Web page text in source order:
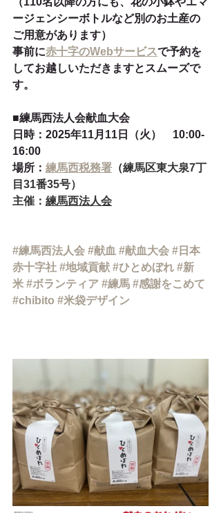
ージェンシーボトルなど別のお土産の
ご用意があります）
事前に赤十字のWebサービスで予約を
してお越しいただきますとスムーズで
す。
■練馬西法人会献血大会
日時：2025年11月11日（火）　10:00-
16:00
場所： 練馬西税務署 （練馬区東大泉7丁
目31番35号）
主催： 練馬西法人会
#練馬西法人会 #献血 #献血大会 #日本
赤十字社 #地域貢献 #ひとめぼれ #新
米 #ボランティア #練馬 #感謝をこめて
#chibito #米袋デザイン